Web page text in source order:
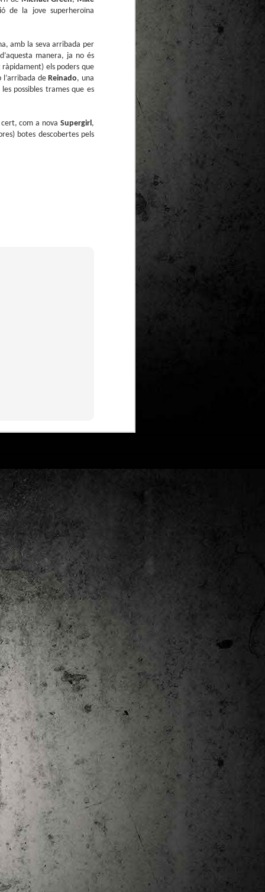
de la jove superheroïna
amb la seva arribada per
manera, ja no és
els poders que
l’arribada deReinado, una
possibles trames que es
cert, com a novaSupergirl,
botes descobertes pels
natural de
per a la
poc menys que una heretgia.